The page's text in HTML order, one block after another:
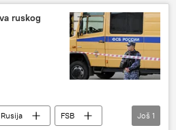
– vesti
SBU
ruskog
Rusija
FSB
Još 1